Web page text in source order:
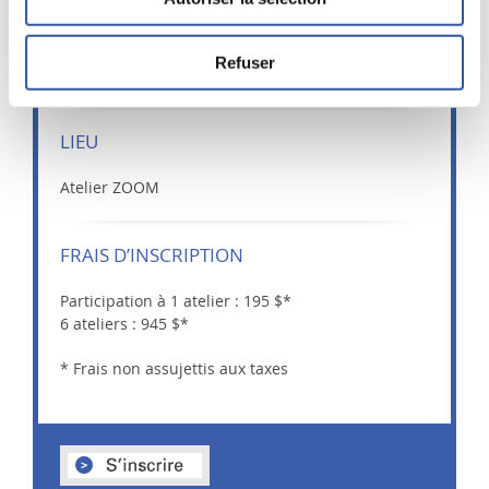
Refuser
DATE
Jeudi 30 avril 2026 - 8h30 à 12h00
LIEU
Atelier ZOOM
FRAIS D’INSCRIPTION
Participation à 1 atelier : 195 $*
6 ateliers : 945 $*
* Frais non assujettis aux taxes